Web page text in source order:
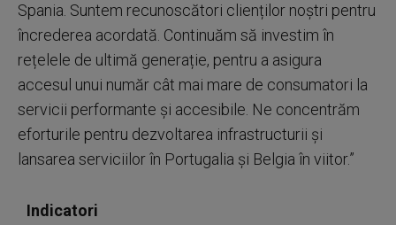
Spania. Suntem recunoscători clienților noștri pentru
încrederea acordată. Continuăm să investim în
rețelele de ultimă generație, pentru a asigura
accesul unui număr cât mai mare de consumatori la
servicii performante și accesibile. Ne concentrăm
eforturile pentru dezvoltarea infrastructurii și
lansarea serviciilor în Portugalia și Belgia în viitor.”
Indicatori